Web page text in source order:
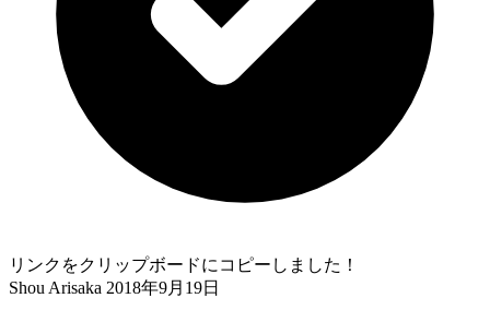
リンクをクリップボードにコピーしました！
Shou Arisaka 2018年9月19日